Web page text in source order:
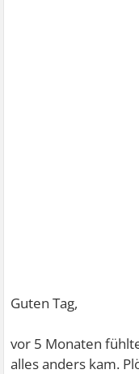
Guten Tag,
vor 5 Monaten
alles anders kam.